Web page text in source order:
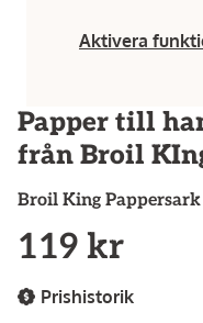
Aktivera
Papper till
från Broil
Broil King
119 kr
Prishistorik